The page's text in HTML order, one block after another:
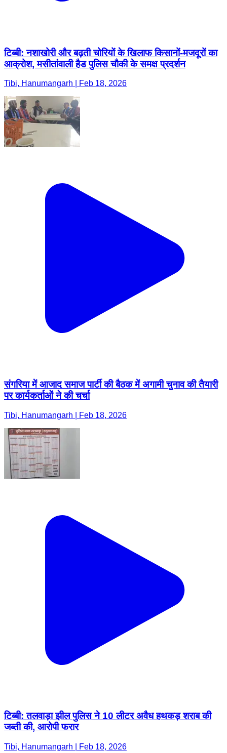
टिब्बी: नशाखोरी और बढ़ती चोरियों के खिलाफ किसानों-मजदूरों का
आक्रोश, मसीतांवाली हैड पुलिस चौकी के समक्ष प्रदर्शन
Tibi, Hanumangarh | Feb 18, 2026
संगरिया में आजाद समाज पार्टी की बैठक में अगामी चुनाव की तैयारी
पर कार्यकर्ताओं ने की चर्चा
Tibi, Hanumangarh | Feb 18, 2026
टिब्बी: तलवाड़ा झील पुलिस ने 10 लीटर अवैध हथकड़ शराब की
जब्ती की, आरोपी फरार
Tibi, Hanumangarh | Feb 18, 2026